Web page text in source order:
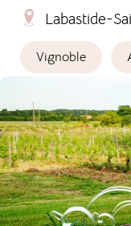
Labastide-
Vignoble